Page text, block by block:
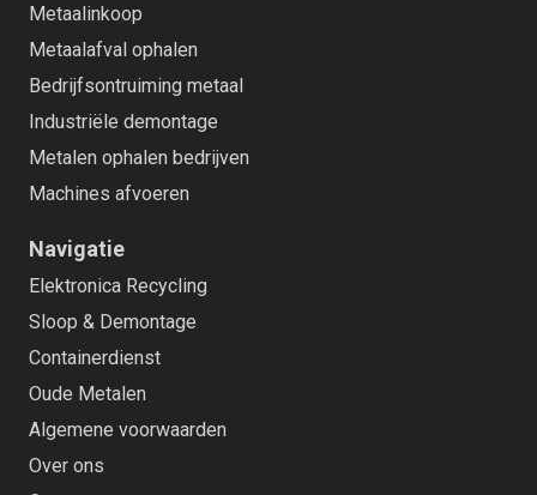
Metaalinkoop
Metaalafval ophalen
Bedrijfsontruiming metaal
Industriële demontage
Metalen ophalen bedrijven
Machines afvoeren
Navigatie
Elektronica Recycling
Sloop & Demontage
Containerdienst
Oude Metalen
Algemene voorwaarden
Over ons